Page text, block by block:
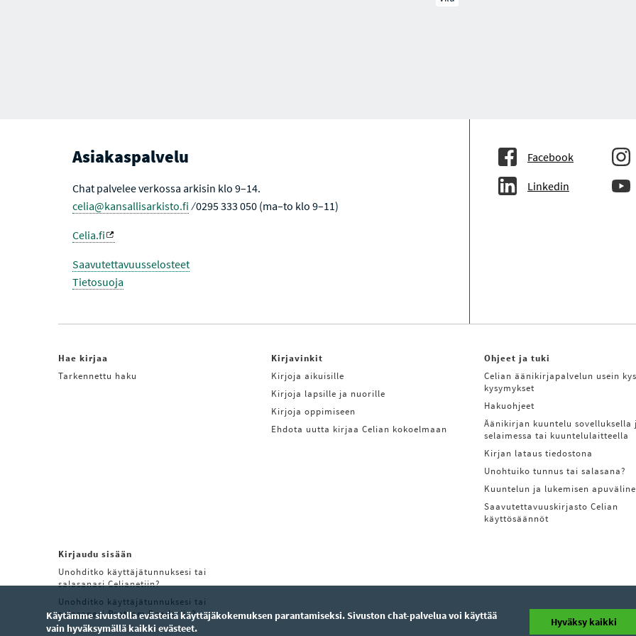
Asiakaspalvelu
Chat palvelee verkossa arkisin klo 9–14.
celia@kansallisarkisto.fi ⁄ 0295 333 050 (ma–to klo 9–11)
Celia.fi
Saavutettavuusselosteet
Tietosuoja
Facebook
Linkedin
Hae kirjaa
Tarkennettu haku
Kirjavinkit
Kirjoja aikuisille
Kirjoja lapsille ja nuorille
Kirjoja oppimiseen
Ehdota uutta kirjaa Celian kokoelmaan
Ohjeet ja tuki
Celian äänikirjapalvelun usein
kysymykset
Hakuohjeet
Äänikirjan kuuntelu sovelluksella
selaimessa tai kuuntelulaitteella
Kirjan lataus tiedostona
Unohtuiko tunnus tai salasana?
Kuuntelun ja lukemisen
Saavutettavuuskirjasto Celian
käyttösäännöt
Kirjaudu sisään
Unohditko käyttäjätunnuksesi tai
salasanasi Celianetiin?
Unohditko käyttäjätunnuksesi tai
salasanasi Pratsam Readeriin?
Käytämme sivustolla evästeitä käyttäjäkokemuksen parantamiseksi. Sivuston chat-palvelua voi käyttää
vain hyväksymällä kaikki evästeet.
Hyväksy kaikki